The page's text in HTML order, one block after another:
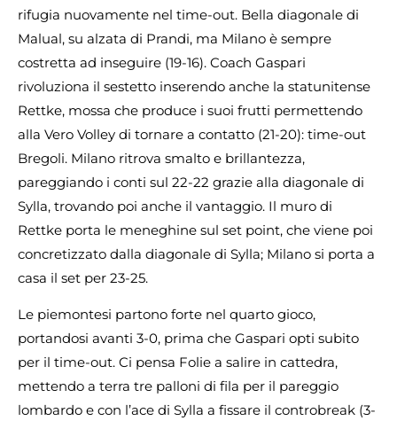
rifugia nuovamente nel time-out. Bella diagonale di
Malual, su alzata di Prandi, ma Milano è sempre
costretta ad inseguire (19-16). Coach Gaspari
rivoluziona il sestetto inserendo anche la statunitense
Rettke, mossa che produce i suoi frutti permettendo
alla Vero Volley di tornare a contatto (21-20): time-out
Bregoli. Milano ritrova smalto e brillantezza,
pareggiando i conti sul 22-22 grazie alla diagonale di
Sylla, trovando poi anche il vantaggio. Il muro di
Rettke porta le meneghine sul set point, che viene poi
concretizzato dalla diagonale di Sylla; Milano si porta a
casa il set per 23-25.
Le piemontesi partono forte nel quarto gioco,
portandosi avanti 3-0, prima che Gaspari opti subito
per il time-out. Ci pensa Folie a salire in cattedra,
mettendo a terra tre palloni di fila per il pareggio
lombardo e con l’ace di Sylla a fissare il controbreak (3-